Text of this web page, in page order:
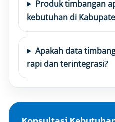
Produk timbangan
kebutuhan di
Apakah data
rapi dan terintegrasi?